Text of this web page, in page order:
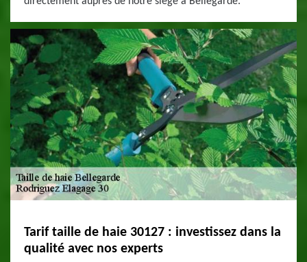
Tarif taille de haie 30127 : investissez dans la
qualité avec nos experts